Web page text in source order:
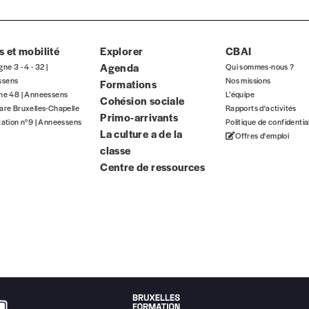
BE34 0010 7305 2190avec en communication le numéro
moment, même après avoir reçu plusieurs numéros. Ce
Par numéro
et mobilité
3 - 4 - 32 |
48 | Anneessens
Bruxelles-Chapelle
n°9 | Anneessens
Explorer
Agenda
Formations
Cohésion sociale
Primo-arrivants
La culture a de la
classe
Centre de ressources
CBAI
Qui sommes-nous ?
Nos missions
L’équipe
Rapports d'activités
Politique de
Offres d'emploi